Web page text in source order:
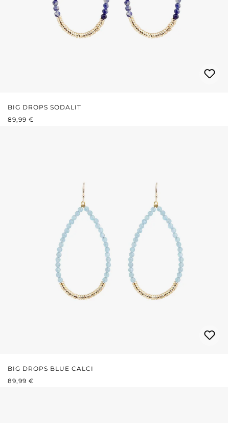
BIG DROPS SODALIT
REGULÄRER PREIS:
89,99 €
BIG DROPS BLUE CALCI
REGULÄRER PREIS:
89,99 €